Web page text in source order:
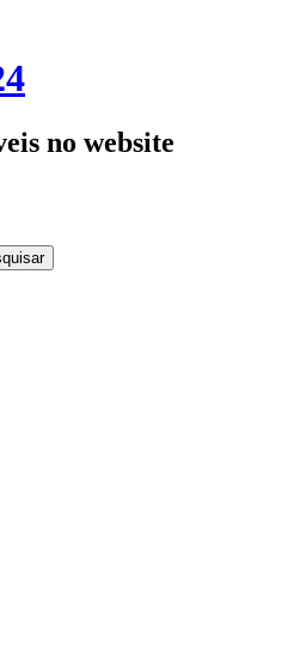
no website